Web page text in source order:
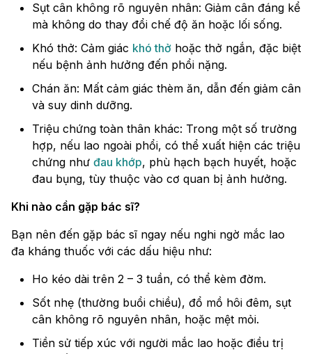
Sụt cân không rõ nguyên nhân: Giảm cân đáng kể
mà không do thay đổi chế độ ăn hoặc lối sống.
Khó thở: Cảm giác khó thở hoặc thở ngắn, đặc biệt
nếu bệnh ảnh hưởng đến phổi nặng.
Chán ăn: Mất cảm giác thèm ăn, dẫn đến giảm cân
và suy dinh dưỡng.
Triệu chứng toàn thân khác: Trong một số trường
hợp, nếu lao ngoài phổi, có thể xuất hiện các triệu
chứng như đau khớp, phù hạch bạch huyết, hoặc
đau bụng, tùy thuộc vào cơ quan bị ảnh hưởng.
Khi nào cần gặp bác sĩ?
Bạn nên đến gặp bác sĩ ngay nếu nghi ngờ mắc lao
đa kháng thuốc với các dấu hiệu như:
Ho kéo dài trên 2 – 3 tuần, có thể kèm đờm.
Sốt nhẹ (thường buổi chiều), đổ mồ hôi đêm, sụt
cân không rõ nguyên nhân, hoặc mệt mỏi.
Tiền sử tiếp xúc với người mắc lao hoặc điều trị